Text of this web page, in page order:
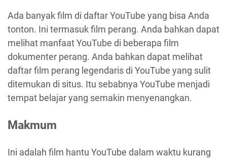
Ada banyak film di daftar YouTube yang bisa Anda
tonton. Ini termasuk film perang. Anda bahkan dapat
melihat manfaat YouTube di beberapa film
dokumenter perang. Anda bahkan dapat melihat
daftar film perang legendaris di YouTube yang sulit
ditemukan di situs. Itu sebabnya YouTube menjadi
tempat belajar yang semakin menyenangkan.
Makmum
Ini adalah film hantu YouTube dalam waktu kurang